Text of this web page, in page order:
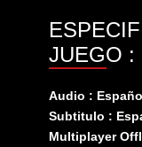
JUEGO :
Audio :
Subtitulo :
Multiplayer